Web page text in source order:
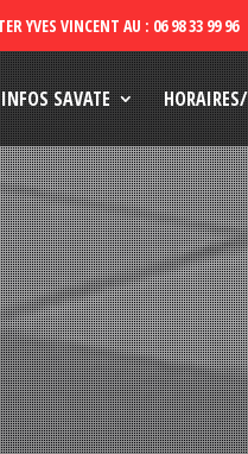
INFOS SAVATE